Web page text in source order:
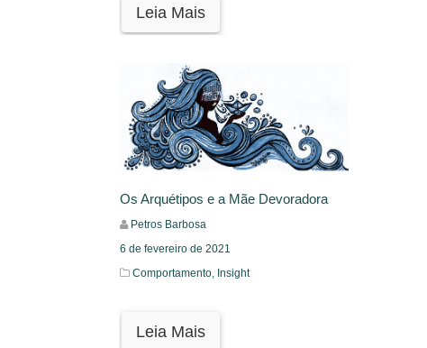
Leia Mais
Os Arquétipos e a Mãe Devoradora
Petros Barbosa
6 de fevereiro de 2021
Comportamento, Insight
Leia Mais